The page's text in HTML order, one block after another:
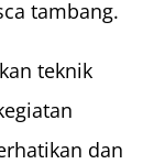
tambang.
teknik
dan